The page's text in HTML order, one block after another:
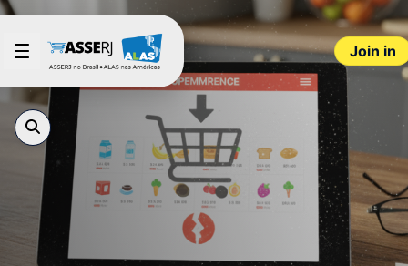
Skip to Main Content
Join in